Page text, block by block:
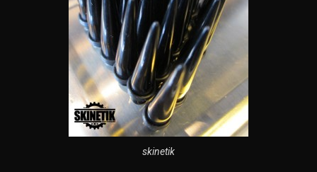
skinetik